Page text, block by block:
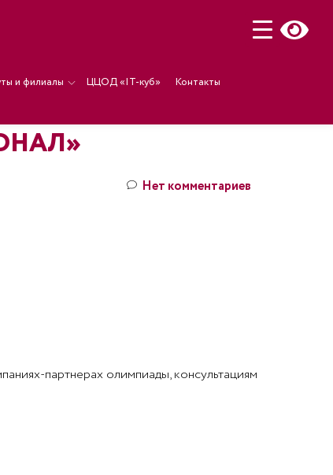
и филиалы ЦЦОД «IT-куб»
Контакты
Нет комментариев
партнерах олимпиады, консультациям